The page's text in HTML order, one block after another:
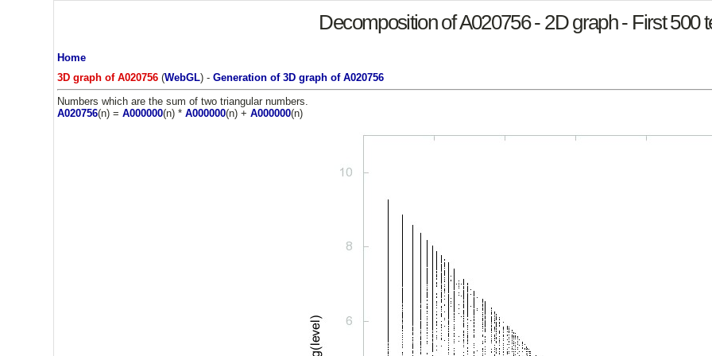
Decomposition of A020756 - 2D graph - First 500
Home
3D graph of A020756 (WebGL) - Generation of 3D graph of A020756
Numbers which are the sum of two triangular numbers.
A020756(n) = A000000(n) * A000000(n) + A000000(n)